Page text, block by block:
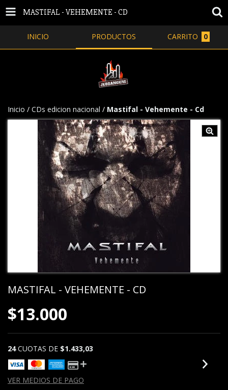
MASTIFAL - VEHEMENTE - CD
INICIO PRODUCTOS CARRITO 0
Inicio / CDs edicion nacional / Mastifal - Vehemente - Cd
MASTIFAL - VEHEMENTE - CD
$13.000
24 CUOTAS DE $1.433,03
VER MEDIOS DE PAGO